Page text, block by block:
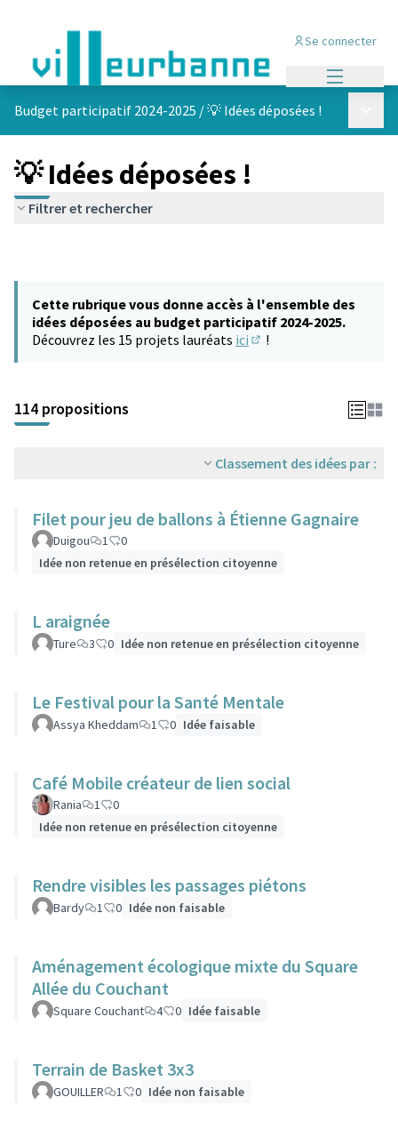
Se connecter
Budget participatif 2024-2025 /💡 Idées déposées !
💡 Idées déposées !
Filtrer et rechercher
Cette rubrique vous donne accès à l'ensemble des
idées déposées au budget participatif 2024-2025.
Découvrez les 15 projets lauréats ici !
114 propositions
Classement des idées par :
Filet pour jeu de ballons à Étienne Gagnaire
Duigou 1
0
Idée non retenue en présélection citoyenne
L araignée
Ture 3 0 Idée non retenue en présélection citoyenne
Le Festival pour la Santé Mentale
Assya Kheddam 1 0 Idée faisable
Café Mobile créateur de lien social
Rania 1
0
Idée non retenue en présélection citoyenne
Rendre visibles les passages piétons
Bardy 1 0 Idée non faisable
Aménagement écologique mixte du Square
Allée du Couchant
Square Couchant 4 0 Idée faisable
Terrain de Basket 3x3
GOUILLER 1 0 Idée non faisable